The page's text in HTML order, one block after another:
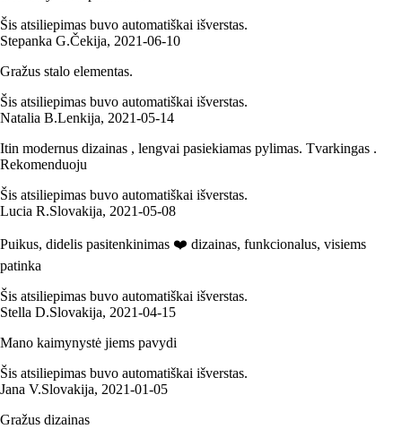
Šis atsiliepimas buvo automatiškai išverstas.
Stepanka G.Čekija, 2021‑06‑10
Gražus stalo elementas.
Šis atsiliepimas buvo automatiškai išverstas.
Natalia B.Lenkija, 2021‑05‑14
Itin modernus dizainas , lengvai pasiekiamas pylimas. Tvarkingas .
Rekomenduoju
Šis atsiliepimas buvo automatiškai išverstas.
Lucia R.Slovakija, 2021‑05‑08
Puikus, didelis pasitenkinimas ❤️ dizainas, funkcionalus, visiems
patinka
Šis atsiliepimas buvo automatiškai išverstas.
Stella D.Slovakija, 2021‑04‑15
Mano kaimynystė jiems pavydi
Šis atsiliepimas buvo automatiškai išverstas.
Jana V.Slovakija, 2021‑01‑05
Gražus dizainas